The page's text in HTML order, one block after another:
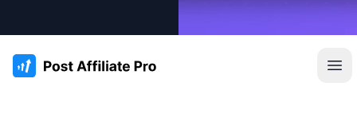
:site.title